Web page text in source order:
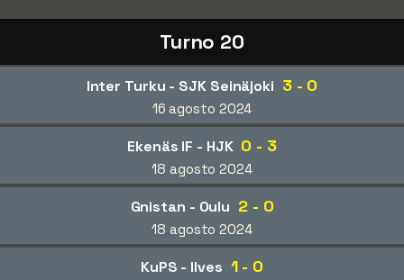
Turno 20
Inter Turku - SJK Seinäjoki 3 - 0
16 agosto 2024
Ekenäs IF - HJK 0 - 3
18 agosto 2024
Gnistan - Oulu 2 - 0
18 agosto 2024
KuPS - Ilves 1 - 0